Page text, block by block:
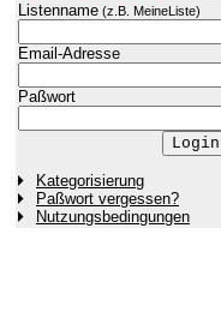
Listenname (z.B. MeineListe)
Email-Adresse
Paßwort
Kategorisierung
Paßwort vergessen?
Nutzungsbedingungen